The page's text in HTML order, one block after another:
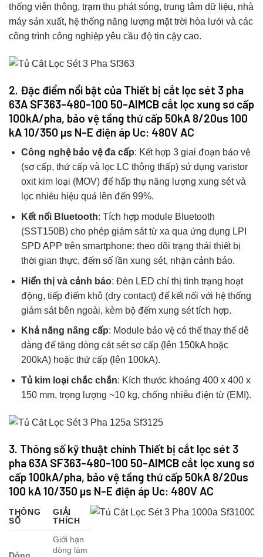
thống viễn thông, trạm thu phát sóng, trung tâm dữ liệu, nhà
máy sản xuất, hệ thống năng lượng mặt trời hòa lưới và các
công trình công nghiệp yêu cầu độ tin cậy cao.
2. Đặc điểm nổi bật của Thiết bị cắt lọc sét 3 pha
63A SF363-480-100 50-AIMCB cắt lọc xung sơ cấp
100kA/pha, bảo vệ tầng thứ cấp 50kA 8/20us 100
kA 10/350 µs N-E điện áp Uc: 480V AC
Công nghệ bảo vệ đa cấp: Kết hợp 3 giai đoạn bảo vệ
(sơ cấp, thứ cấp và lọc LC thông thấp) sử dụng varistor
oxit kim loại (MOV) để hấp thụ năng lượng xung sét và
lọc nhiễu hiệu quả lên đến 99%.
Kết nối Bluetooth: Tích hợp module Bluetooth
(SST150B) cho phép giám sát từ xa qua ứng dụng LPI
SPD APP trên smartphone: theo dõi trạng thái thiết bị
thời gian thực, đếm số lần xung sét, nhận cảnh báo.
Hiển thị và cảnh báo: Đèn LED chỉ thị tình trạng hoạt
động, tiếp điểm khô (dry contact) để kết nối với hệ thống
giám sát bên ngoài, kèm bộ đếm xung sét tích hợp.
Khả năng nâng cấp: Module bảo vệ có thể thay thế dễ
dàng để tăng dòng cắt sét sơ cấp (lên 150kA hoặc
200kA) hoặc thứ cấp (lên 100kA).
Tủ kim loại chắc chắn: Kích thước khoảng 400 x 400 x
150 mm, trọng lượng ~10 kg, chống nhiễu điện từ (EMI).
3. Thông số kỹ thuật chính Thiết bị cắt lọc sét 3
pha 63A SF363-480-100 50-AIMCB cắt lọc xung sơ
cấp 100kA/pha, bảo vệ tầng thứ cấp 50kA 8/20us
100 kA 10/350 µs N-E điện áp Uc: 480V AC
THÔNG
SỐ
GIẢI
THÍCH
Giới hạn
dòng làm